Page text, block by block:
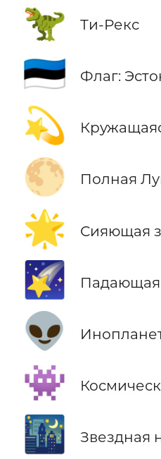
🦖 Ти-Рекс
🇪🇪 Флаг:
💫
🌕 Полная
🌟 Сияющая
🌠 Падающая
👽
👾
🌃 Звездная